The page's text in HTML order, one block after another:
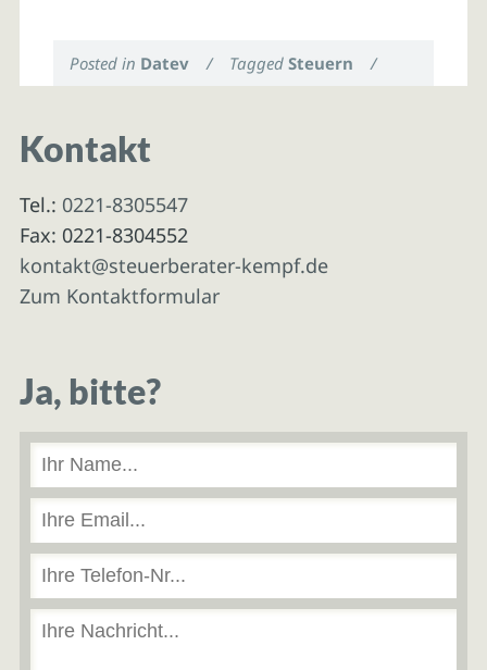
Posted in Datev / TaggedSteuern /
Kontakt
Tel.: 0221-8305547
Fax: 0221-8304552
kontakt@steuerberater-kempf.de
Zum Kontaktformular
Ja, bitte?